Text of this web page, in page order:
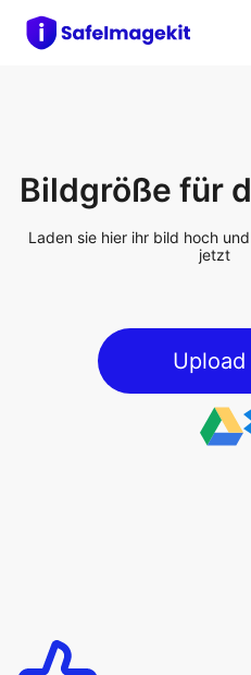
Bildgröße für
Laden sie hier ihr bild hoch
jetzt
Upload